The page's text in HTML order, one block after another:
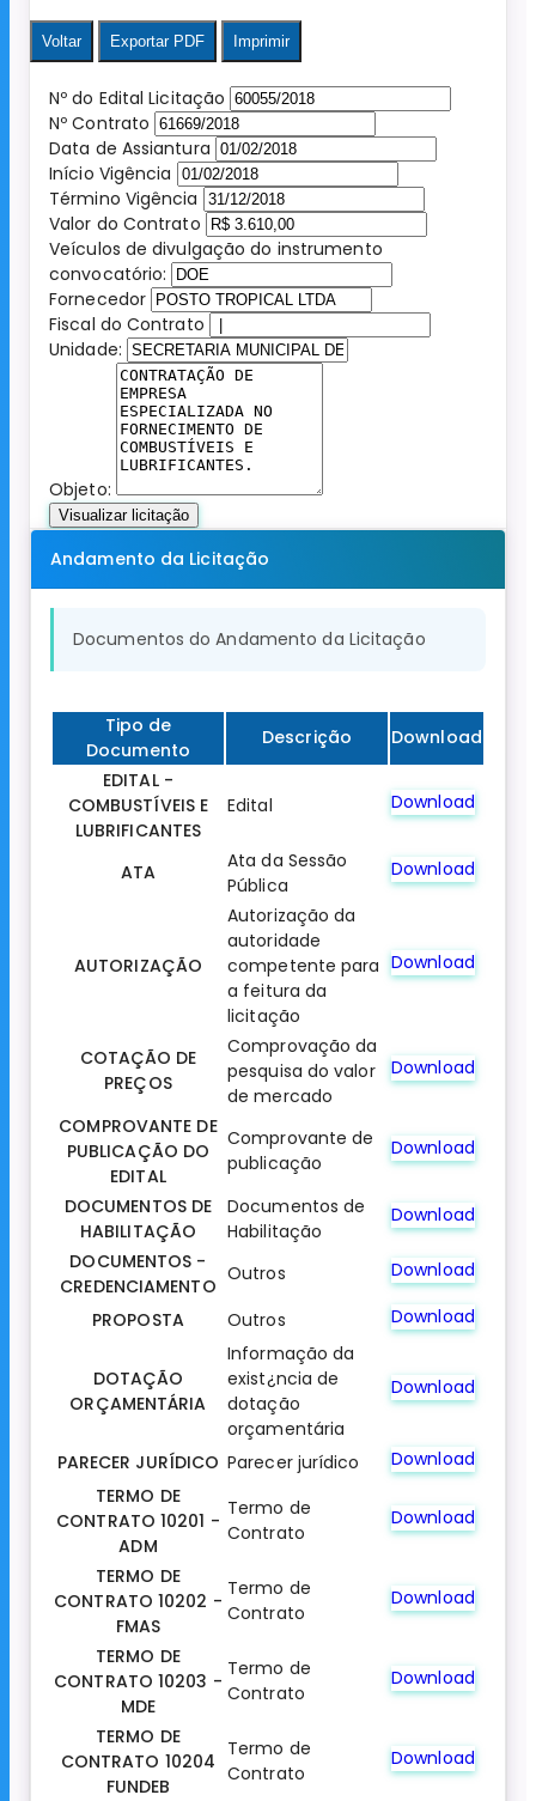
Voltar Exportar PDF Imprimir
Nº do Edital Licitação
Nº Contrato
Data de Assiantura
Início Vigência
Término Vigência
Valor do Contrato
Veículos de divulgação do instrumento
convocatório:
Fornecedor
Fiscal do Contrato
Unidade:
Objeto:
Visualizar licitação
Andamento da Licitação
Documentos do Andamento da Licitação
Tipo de
Documento
Descrição
Download
EDITAL -
COMBUSTÍVEIS E
LUBRIFICANTES
Edital Download
ATA
Ata da Sessão
Pública
Download
AUTORIZAÇÃO
Autorização da
autoridade
competente para
a feitura da
licitação
Download
COTAÇÃO DE
PREÇOS
Comprovação da
pesquisa do valor
de mercado
Download
COMPROVANTE DE
PUBLICAÇÃO DO
EDITAL
Comprovante de
publicação
Download
DOCUMENTOS DE
HABILITAÇÃO
Documentos de
Habilitação
Download
DOCUMENTOS -
CREDENCIAMENTO
Outros Download
PROPOSTA Outros Download
DOTAÇÃO
ORÇAMENTÁRIA
Informação da
exist¿ncia de
dotação
orçamentária
Download
PARECER JURÍDICO Parecer jurídico
Download
TERMO DE
CONTRATO 10201 -
ADM
Termo de
Contrato
Download
TERMO DE
CONTRATO 10202 -
FMAS
Termo de
Contrato
Download
TERMO DE
CONTRATO 10203 -
MDE
Termo de
Contrato
Download
TERMO DE
CONTRATO 10204
FUNDEB
Termo de
Contrato
Download